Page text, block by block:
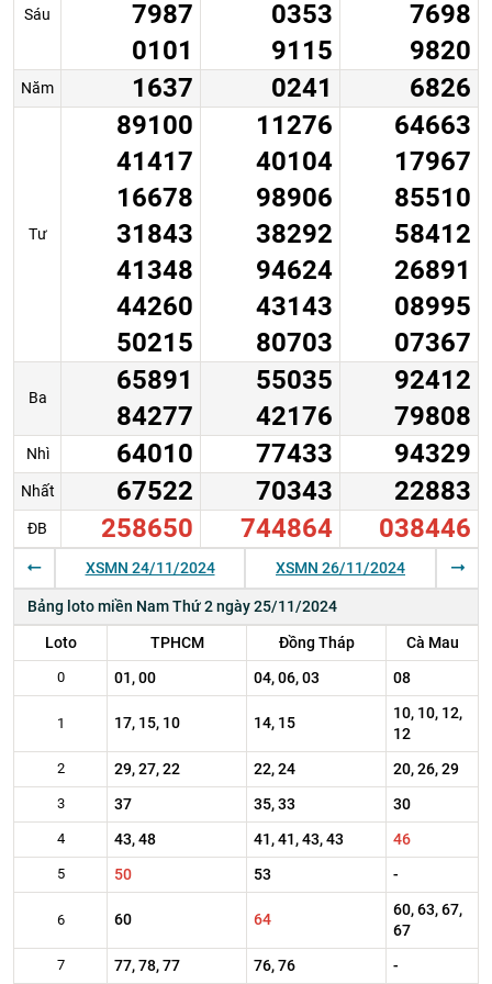
Sáu
7987
0101
0353
9115
7698
9820
Năm 1637 0241 6826
Tư
89100
41417
16678
31843
41348
44260
50215
11276
40104
98906
38292
94624
43143
80703
64663
17967
85510
58412
26891
08995
07367
Ba
65891
84277
55035
42176
92412
79808
Nhì 64010 77433 94329
Nhất 67522 70343 22883
ĐB 258650 744864 038446
XSMN 24/11/2024 XSMN 26/11/2024
Bảng loto miền Nam Thứ 2 ngày 25/11/2024
Loto TPHCM Đồng Tháp Cà Mau
0 01, 00 04, 06, 03 08
1 17, 15, 10 14, 15
10, 10, 12,
12
2 29, 27, 22 22, 24 20, 26, 29
3 37 35, 33 30
4 43, 48 41, 41, 43, 43 46
5 50 53 -
6 60 64
60, 63, 67,
67
7 77, 78, 77 76, 76 -